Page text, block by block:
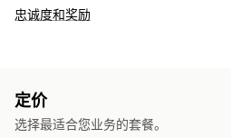
忠诚度和奖励
定价
选择最适合您业务的套餐。